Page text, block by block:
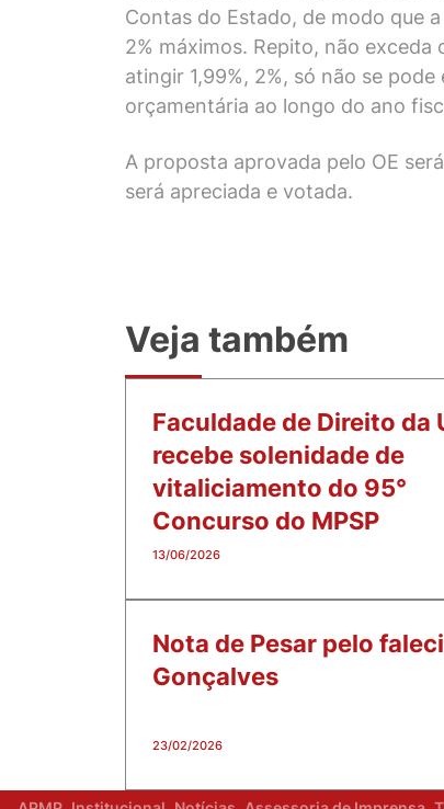
Contas do Estado, de modo que
2% máximos. Repito, não exceda
atingir 1,99%, 2%, só não se
orçamentária ao longo do ano
A proposta aprovada pelo OE
será apreciada e votada.
Veja também
Faculdade de Direito da
recebe solenidade de
vitaliciamento do 95°
Concurso do MPSP
13/06/2026
Nota de Pesar pelo
Gonçalves
23/02/2026